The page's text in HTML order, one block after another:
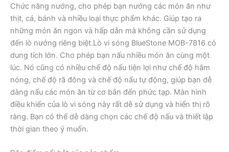
Chức năng nướng, cho phép bạn nướng các món ăn như
thịt, cá, bánh và nhiều loại thực phẩm khác. Giúp tạo ra
những món ăn ngon và hấp dẫn mà không cần sử dụng
đến lò nướng riêng biệt.Lò vi sóng BlueStone MOB-7816 có
dung tích lớn. Cho phép bạn nấu nhiều món ăn cùng một
lúc. Nó cũng có nhiều chế độ nấu tiện lợi như chế độ hâm
nóng, chế độ rã đông và chế độ nấu tự động, giúp bạn dễ
dàng nấu các món ăn từ cơ bản đến phức tạp. Màn hình
điều khiển của lò vi sóng này rất dễ sử dụng và hiển thị rõ
ràng. Bạn có thể dễ dàng chọn các chế độ nấu và thiết lập
thời gian theo ý muốn.